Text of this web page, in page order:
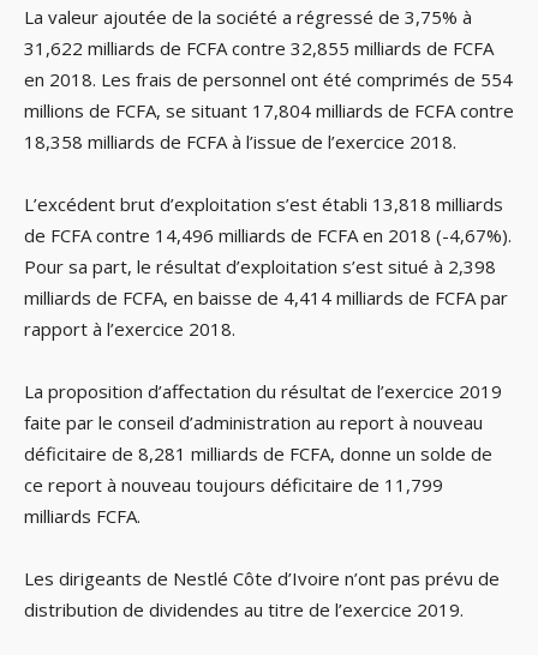
La valeur ajoutée de la société a régressé de 3,75% à
31,622 milliards de FCFA contre 32,855 milliards de FCFA
en 2018. Les frais de personnel ont été comprimés de 554
millions de FCFA, se situant 17,804 milliards de FCFA contre
18,358 milliards de FCFA à l’issue de l’exercice 2018.
L’excédent brut d’exploitation s’est établi 13,818 milliards
de FCFA contre 14,496 milliards de FCFA en 2018 (-4,67%).
Pour sa part, le résultat d’exploitation s’est situé à 2,398
milliards de FCFA, en baisse de 4,414 milliards de FCFA par
rapport à l’exercice 2018.
La proposition d’affectation du résultat de l’exercice 2019
faite par le conseil d’administration au report à nouveau
déficitaire de 8,281 milliards de FCFA, donne un solde de
ce report à nouveau toujours déficitaire de 11,799
milliards FCFA.
Les dirigeants de Nestlé Côte d’Ivoire n’ont pas prévu de
distribution de dividendes au titre de l’exercice 2019.